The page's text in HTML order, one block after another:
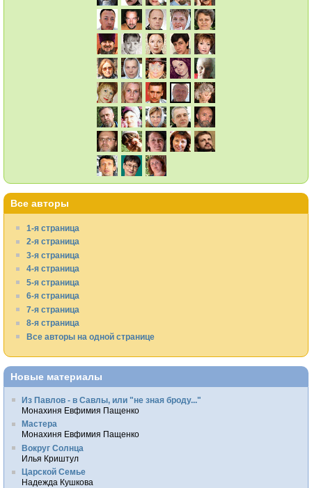
Все авторы
1-я страница
2-я страница
3-я страница
4-я страница
5-я страница
6-я страница
7-я страница
8-я страница
Все авторы на одной странице
Новые материалы
Из Павлов - в Савлы, или "не зная броду..."
Монахиня Евфимия Пащенко
Мастера
Монахиня Евфимия Пащенко
Вокруг Солнца
Илья Криштул
Царской Семье
Надежда Кушкова